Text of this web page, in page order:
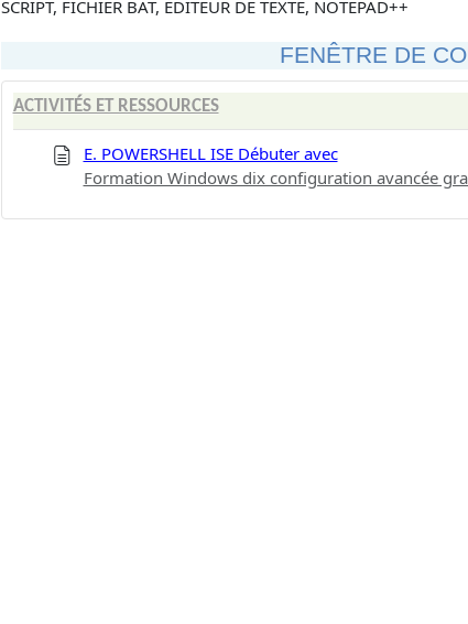
SCRIPT, FICHIER BAT, ÉDITEUR DE TEXTE, NOTEPAD++
FENÊTRE DE
ACTIVITÉS ET RESSOURCES
E. POWERSHELL ISE Débuter avec
Formation Windows dix configuration avancée